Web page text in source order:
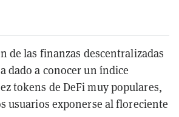
de las finanzas descentralizadas
dado a conocer un índice
tokens de DeFi muy populares,
usuarios exponerse al floreciente